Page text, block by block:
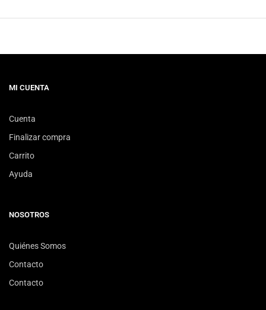
MI CUENTA
Cuenta
Finalizar compra
Carrito
Ayuda
NOSOTROS
Quiénes Somos
Contacto
Contacto